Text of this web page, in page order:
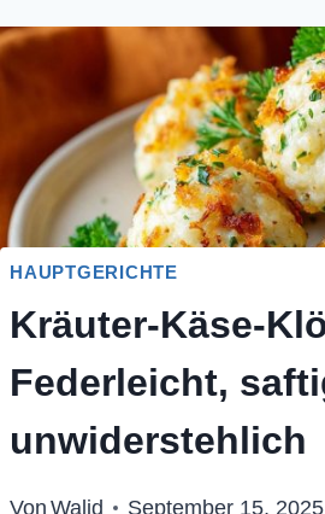
HAUPTGERICHTE
Kräuter-Käse-
Federleicht,
unwiderstehlich
Von Walid September 15, 2025